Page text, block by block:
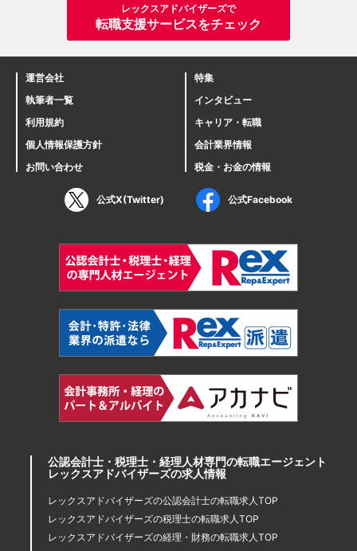
レックスアドバイザーズで
転職支援サービスをチェック
運営会社
執筆者一覧
利用規約
個人情報保護方針
お問い合わせ
特集
インタビュー
キャリア・転職
会計業界情報
税金・お金の情報
公式X(Twitter) 公式Facebook
公認会計士・税理士・経理人材専門の転職エージェント
レックスアドバイザーズの求人情報
レックスアドバイザーズの公認会計士の転職求人TOP
レックスアドバイザーズの税理士の転職求人TOP
レックスアドバイザーズの経理・財務の転職求人TOP